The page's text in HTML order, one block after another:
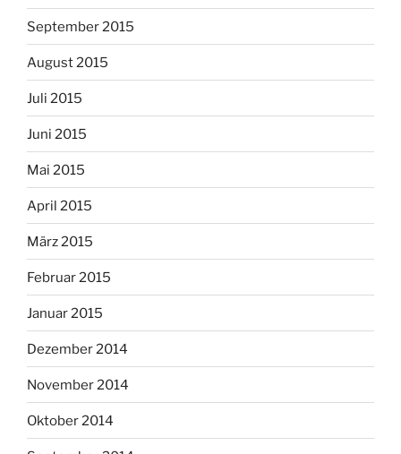
September 2015
August 2015
Juli 2015
Juni 2015
Mai 2015
April 2015
März 2015
Februar 2015
Januar 2015
Dezember 2014
November 2014
Oktober 2014